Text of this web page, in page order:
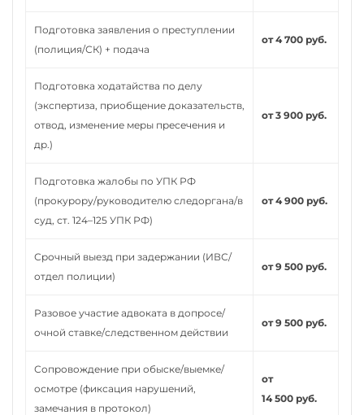
Подготовка заявления о преступлении
(полиция/СК) + подача
от 4 700 руб.
Подготовка ходатайства по делу
(экспертиза, приобщение доказательств,
отвод, изменение меры пресечения и
др.)
от 3 900 руб.
Подготовка жалобы по УПК РФ
(прокурору/руководителю следоргана/в
суд, ст. 124–125 УПК РФ)
от 4 900 руб.
Срочный выезд при задержании (ИВС/
отдел полиции)
от 9 500 руб.
Разовое участие адвоката в допросе/
очной ставке/следственном действии
от 9 500 руб.
Сопровождение при обыске/выемке/
осмотре (фиксация нарушений,
замечания в протокол)
от
14 500 руб.